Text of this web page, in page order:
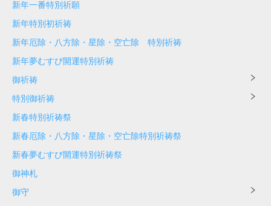
新年一番特別祈願
新年特別初祈祷
新年厄除・八方除・星除・空亡除 特別祈祷
新年夢むすび開運特別祈祷
御祈祷
特別御祈祷
新春特別祈祷祭
新春厄除・八方除・星除・空亡除特別祈祷祭
新春夢むすび開運特別祈祷祭
御神札
御守